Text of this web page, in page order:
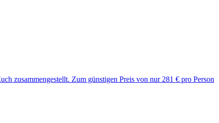
zusammengestellt. Zum günstigen Preis von nur 281 € pro Person